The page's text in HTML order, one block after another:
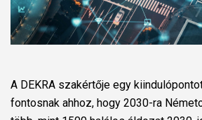
A DEKRA szakértője egy
fontosnak ahhoz, hogy 2030-ra